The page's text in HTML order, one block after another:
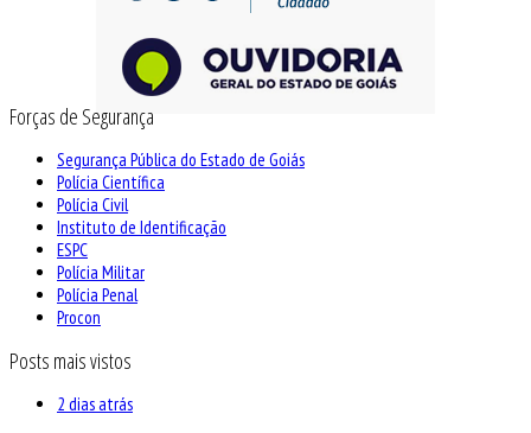
Forças de Segurança
Segurança Pública do Estado de Goiás
Polícia Científica
Polícia Civil
Instituto de Identificação
ESPC
Polícia Militar
Polícia Penal
Procon
Posts mais vistos
2 dias atrás